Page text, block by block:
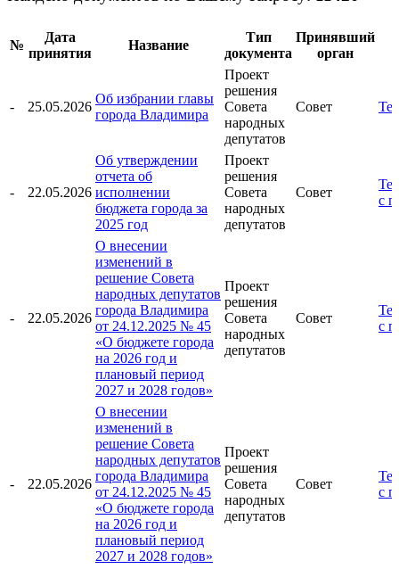
№
Дата
принятия
Название
Тип
документа
Принявший
орган
- 25.05.2026
Об избрании главы
города Владимира
Проект
решения
Совета
народных
депутатов
Совет
- 22.05.2026
Об утверждении
отчета об
исполнении
бюджета города за
2025 год
Проект
решения
Совета
народных
депутатов
Совет
с
- 22.05.2026
О внесении
изменений в
решение Совета
народных депутатов
города Владимира
от 24.12.2025 № 45
«О бюджете города
на 2026 год и
плановый период
2027 и 2028 годов»
Проект
решения
Совета
народных
депутатов
Совет
с
- 22.05.2026
О внесении
изменений в
решение Совета
народных депутатов
города Владимира
от 24.12.2025 № 45
«О бюджете города
на 2026 год и
плановый период
2027 и 2028 годов»
Проект
решения
Совета
народных
депутатов
Совет
с